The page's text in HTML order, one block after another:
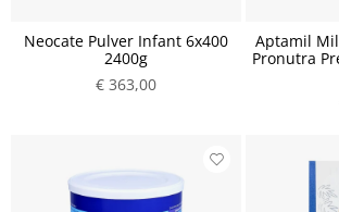
Neocate Pulver Infant 6x400
2400g
€ 363,00
Aptamil
Pronutra